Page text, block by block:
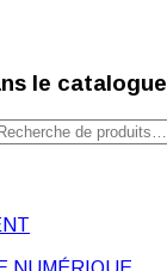
le catalogue